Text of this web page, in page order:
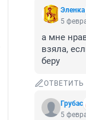
Эленка
5
а мне
взяла,
беру
ОТВЕТИТЬ
Грубас
5